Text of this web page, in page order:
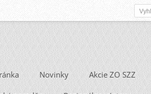
Novinky Akcie ZO SZZ